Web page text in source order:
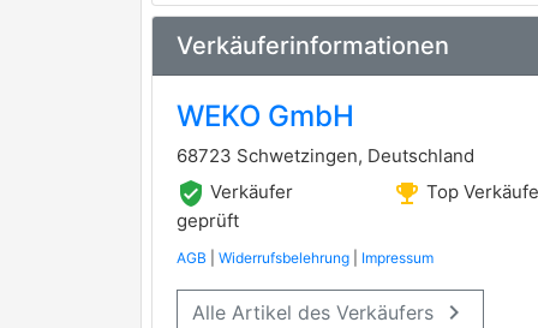
PAGID
WOKING
Verkäuferinformationen
WEKO GmbH
68723 Schwetzingen, Deutschland
verified_user Verkäufer
geprüft
emoji_events Top
AGB Widerrufsbelehrung Impressum
Alle Artikel des Verkäufers keyboard_arrow_right